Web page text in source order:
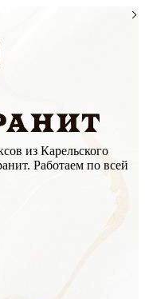
из Карельского
Работаем по всей